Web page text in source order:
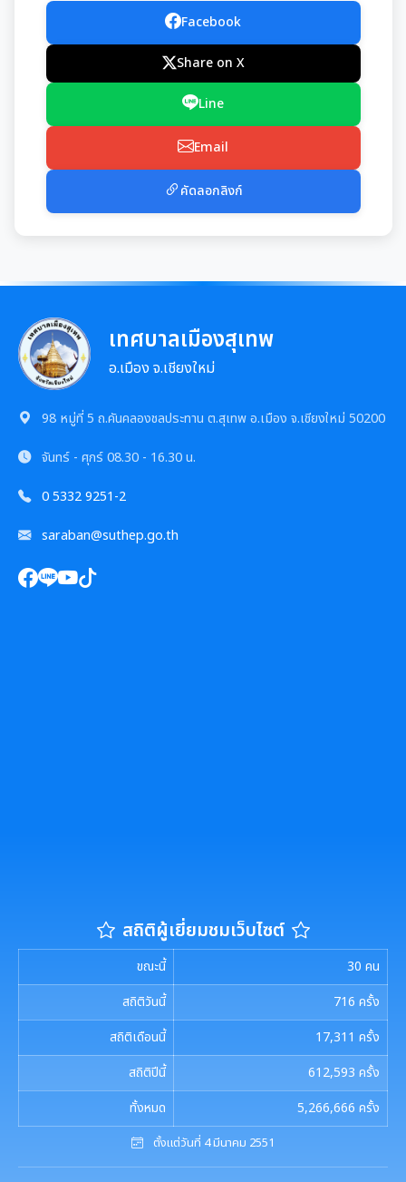
มาตรฐานกำหนดตำแหน่ง
สรุปผลการประชุม ก.จ. ก.ท. และ ก.อบต.
การเลื่อนขั้นเงินเดือน
สวัสดิการพนักงานส่วนท้องถิ่น
ความรู้เกี่ยวกับการแต่งเครื่องแบบข้าราชการ
หลักเกณฑ์การลา
หลักเกณฑ์การคัดเลือกเข้ารับการอบรม
การเสริมสร้างและพัฒนาพนักงาน และข้าราชการท้อง
ถิ่น
ผลการคัดเลือกพนักงานผู้มีคุณธรรมจริยธรรม
ซักซ้อมแนวทางปฏิบัติการใช้รถยนต์ของอปท.
การให้บริการประชาชน
คู่มือหรือแนวทางการขอรับบริการสำหรับประชาชน
ข้อมูลสถิติการให้บริการ
รายงานผลการสำรวจความพึงพอใจการให้บริการ
เทศบัญญัติงบประมาณรายจ่าย
โอนงบประมาณรายจ่ายประจำปี
โอนงบประมาณรายจ่ายประจำปี
แผนการใช้จ่ายงบประมาณประจำปี
การจัดซื้อจัดจ้างหรือการจัดหาพัสดุ
รายงานผลการจัดซื้อจัดจ้าง หรือการจัดหาพัสดุประจำปี
รายการการจัดซื้อจัดจ้างหรือการจัดหาพัสดุ (งบลงทุน)
ความก้าวหน้าการจัดซื้อจัดจ้างหรือการจัดหาพัสดุ
การกำหนดอายุการใช้งานและอัตราค่าเสื่อมราคาสิน
ทรัพย
แผนอัตรากำลัง 3 ปี
การบริหารและพัฒนาทรัพยากรบุคคล
หลักเกณฑ์การบริหารและพัฒนาทรัพยากรบุคคล
แผนการบริหารและพัฒนาทรัพยากรบุคคล
รายงานผลการบริหารและพัฒนาทรัพยากรบุคคล
ประจำปี
ประมวลจริยธรรมสำหรับเจ้าหน้าที่ของรัฐ
การขับเคลื่อนจริยธรรม
องค์กรสุขภาวะ (Happy Workplace)
การป้องกันการทุจริต
แนวปฏิบัติการจัดการเรื่องร้องเรียนการทุจริตฯ
ข้อมูลสถิติเรื่องร้องเรียนการทุจริตและประพฤติมิชอบ
การเปิดโอกาสให้มีการส่วนร่วมในการดำเนินงานตาม
ภารกิจของหน่วยงาน
เจตจำนงทางการเมืองการต่อต้านการทุจริตของผู้
บริหาร
เจตนารมณ์การป้องกันและต่อต้านการทุจริตคอร์ชั่น
การขับเคลื่อนนโยบาย No Gift Policy
ประกาศเจตนารมณ์นโยบาย No Gift Policy
การขับเคลื่อนนโยบาย No Gift Policy จากการปฏิบัติ
มาตรการส่งเสริมคุณธรรมและความโปร่งใส
การนำผลการประเมิน ITA ไปสู่การพัฒนาองค์กร
แผนปฏิบัติการป้องกันการทุจริต
Facebook
Share on X
Line
Email
คัดลอกลิงก์
เทศบาลเมืองสุเทพ
อ.เมือง จ.เชียงใหม่
98 หมู่ที่ 5 ถ.คันคลองชลประทาน ต.สุเทพ อ.เมือง จ.เชียงใหม่ 50200
จันทร์ - ศุกร์08.30 - 16.30 น.
0 5332 9251-2
saraban@suthep.go.th
สถิติผู้เยี่ยมชมเว็บไซต์
ขณะนี้ 30 คน
สถิติวันนี้
716 ครั้ง
สถิติเดือนนี้
17,311 ครั้ง
สถิติปีนี้
612,593 ครั้ง
ทั้งหมด
5,266,666 ครั้ง
ตั้งแต่วันที่ 4 มีนาคม 2551